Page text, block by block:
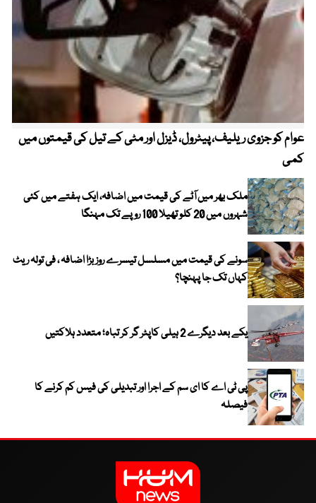
عوام کو جزوی ریلیف، پیٹرول، ڈیزل اور مٹی کے تیل کی قیمتوں میں
کمی
ملک بھر میں آٹے کی قیمت میں اضافہ، ایک ہفتے میں کئی
شہروں میں 20 کلو تھیلا 100 روپے تک مہنگا
سونے کی قیمت میں مسلسل تیسرے روز بڑا اضافہ ، فی تولہ ریٹ
کہاں تک جا پہنچا؟
یکے بعد دیگرے 2 ہیلی کاپٹر گر کر تباہ؛ متعدد ہلاکتیں
پی ٹی اے کا ای سم کے اجرا اور تبدیلی کی فیس کم کرنے کا
فیصلہ